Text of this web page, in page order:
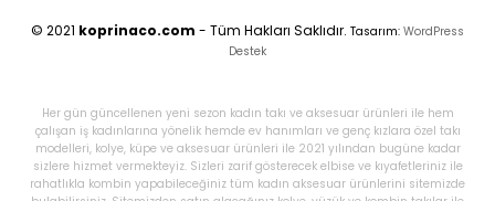
© 2021 koprinaco.com - Tüm Hakları Saklıdır. Tasarım: WordPress
Destek
Her gün güncellenen yeni sezon kadın takı ve aksesuar ürünleri ile hem
çalışan iş kadınlarına yönelik hemde ev hanımları ve genç kızlara özel takı
modelleri, kolye, küpe ve aksesuar ürünleri ile 2021 yılından bugüne kadar
sizlere hizmet vermekteyiz. Sizleri zarif gösterecek elbise ve kıyafetleriniz ile
rahatlıkla kombin yapabileceğiniz tüm kadın aksesuar ürünlerini sitemizde